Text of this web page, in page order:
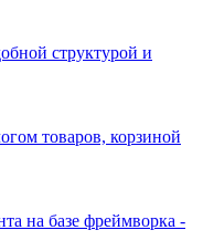
структурой и
товаров, корзиной
на базе фреймворка -